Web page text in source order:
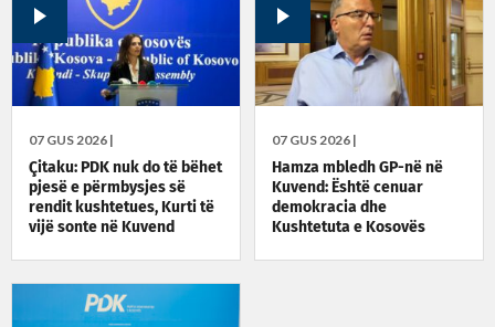
07 GUS 2026 |
Çitaku: PDK nuk do të bëhet
pjesë e përmbysjes së
rendit kushtetues, Kurti të
vijë sonte në Kuvend
07 GUS 2026 |
Hamza mbledh GP-në në
Kuvend: Është cenuar
demokracia dhe
Kushtetuta e Kosovës